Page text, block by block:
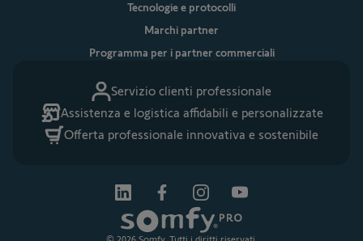
© 2026 Somfy. Tutti i diritti riservati.
Servizio clienti professionale
Assistenza e logistica affidabili e personalizzate
Offerta professionale innovativa e sostenibile
Tecnologie e protocolli
Marchi partner
Programma per i partner commerciali